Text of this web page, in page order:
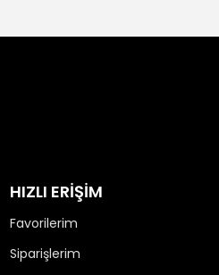
HIZLI ERİŞİM
Favorilerim
Siparişlerim